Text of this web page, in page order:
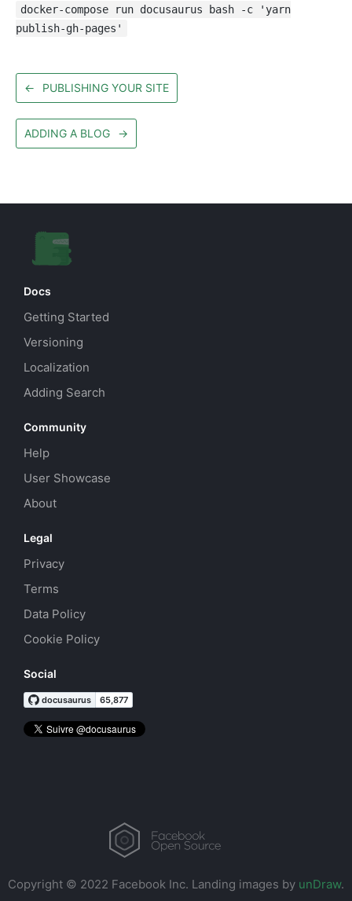
docker-compose run docusaurus bash -c 'yarn
publish-gh-pages'
← PUBLISHING YOUR SITE
ADDING A BLOG →
Docs
Getting Started
Versioning
Localization
Adding Search
Community
Help
User Showcase
About
Legal
Privacy
Terms
Data Policy
Cookie Policy
Social
Copyright © 2022 Facebook Inc. Landing images by unDraw.